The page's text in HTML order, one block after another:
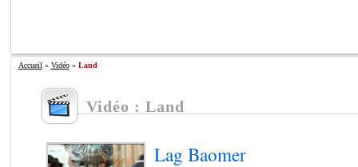
Accueil » Vidéo» Land
Vidéo : Land
Lag Baomer